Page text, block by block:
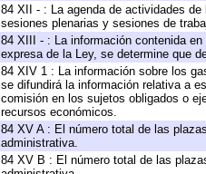
84 XII - : La agenda de actividades
sesiones plenarias y sesiones de
84 XIII - : La información contenida
expresa de la Ley, se determine que
84 XIV 1 : La información sobre los
se difundirá la información relativa a
comisión en los sujetos obligados o
recursos económicos.
84 XV A : El número total de las
administrativa.
84 XV B : El número total de las